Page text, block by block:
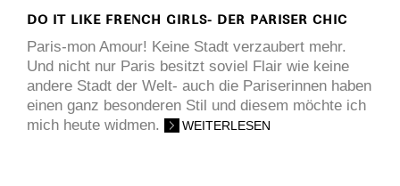
DO IT LIKE FRENCH GIRLS- DER PARISER CHIC
Paris-mon Amour! Keine Stadt verzaubert mehr.
Und nicht nur Paris besitzt soviel Flair wie keine
andere Stadt der Welt- auch die Pariserinnen haben
einen ganz besonderen Stil und diesem möchte ich
mich heute widmen.
WEITERLESEN